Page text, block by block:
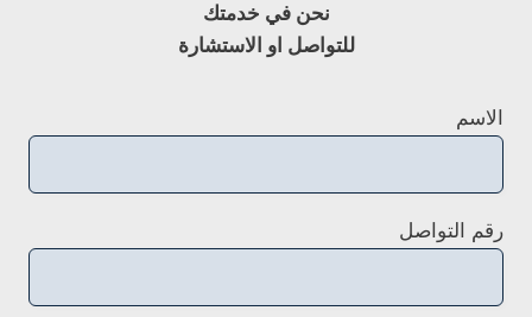
نحن في خدمتك
للتواصل او الاستشارة
الاسم
رقم التواصل